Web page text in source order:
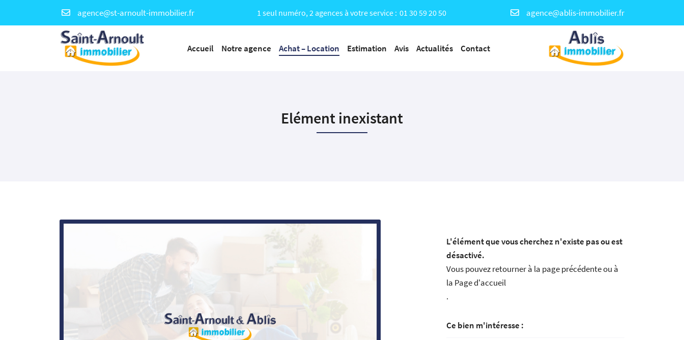
1 seul numéro, 2 agences à votre service : 01 30 59 20 50
Accueil Notre agence Achat – Location Estimation Avis Actualités Contact
36 rue Charles de Gaulle
78730 ST ARNOULT EN YVELINES
INSCRIPTION
Elément inexistant
L'élément que vous cherchez n'existe pas ou est
désactivé.
Vous pouvezretourner à la page précédenteou à
la Page d'accueil
.
Ce bien m'intéresse :